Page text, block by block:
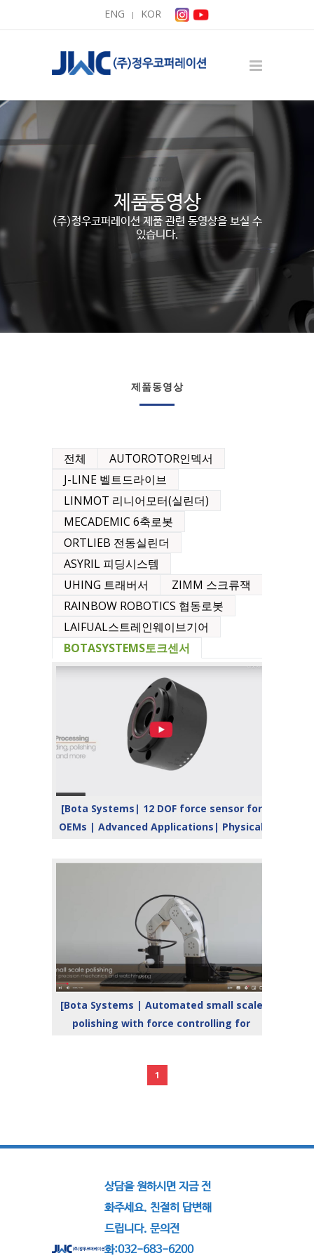
ENG KOR
제품동영상
(주)정우코퍼레이션 제품 관련 동영상을 보실 수
있습니다.
제품동영상
전체
AUTOROTOR인덱서
J-LINE 벨트드라이브
LINMOT 리니어모터(실린더)
MECADEMIC 6축로봇
ORTLIEB 전동실린더
ASYRIL 피딩시스템
UHING 트래버서
ZIMM 스크류잭
RAINBOW ROBOTICS 협동로봇
LAIFUAL스트레인웨이브기어
BOTASYSTEMS토크센서
[Bota Systems| 12 DOF force sensor for
OEMs | Advanced Applications| Physical
[Bota Systems | Automated small scale
polishing with force controlling for
1
상담을 원하시면 지금 전
화주세요. 친절히 답변해
드립니다. 문의전
화:032-683-6200